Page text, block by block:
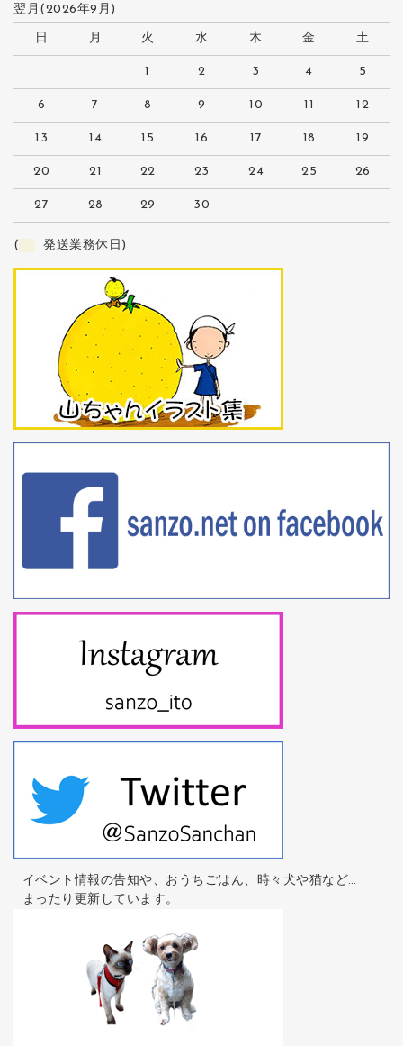
翌月(2026年9月)
日 月 火 水 木 金 土
1 2 3 4 5
6 7 8 9 10 11 12
13 14 15 16 17 18 19
20 21 22 23 24 25 26
27 28 29 30
( 発送業務休日)
イベント情報の告知や、おうちごはん、時々犬や猫など…
まったり更新しています。